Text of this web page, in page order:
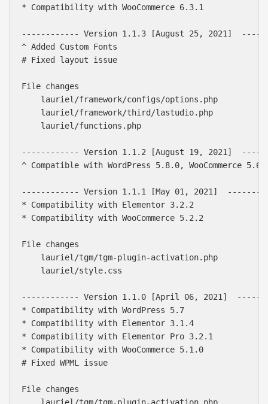
* Compatibility with WooCommerce 6.3.1
------------ Version 1.1.3 [August 25, 2021]
^ Added Custom Fonts
# Fixed layout issue
File changes
    lauriel/framework/configs/options.php
    lauriel/framework/third/lastudio.php
    lauriel/functions.php
------------ Version 1.1.2 [August 19, 2021]
^ Compatible with WordPress 5.8.0, WooCommerce
------------ Version 1.1.1 [May 01, 2021]
* Compatibility with Elementor 3.2.2
* Compatibility with WooCommerce 5.2.2
File changes
    lauriel/tgm/tgm-plugin-activation.php
    lauriel/style.css
------------ Version 1.1.0 [April 06, 2021]
* Compatibility with WordPress 5.7
* Compatibility with Elementor 3.1.4
* Compatibility with Elementor Pro 3.2.1
* Compatibility with WooCommerce 5.1.0
# Fixed WPML issue
File changes